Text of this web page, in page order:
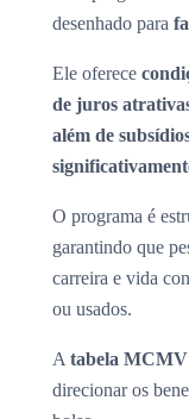
desenhado para
Ele oferece
de juros
além de
O programa é
garantindo que
carreira e vida
ou usados.
A tabela MCMV
direcionar os